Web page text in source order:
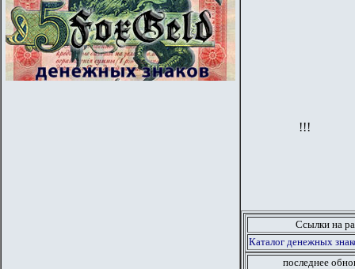
!!!
Ссылки на
Каталог денежных
последнее